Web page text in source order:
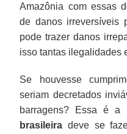
Amazônia com essas
de danos irreversíveis
pode trazer danos
isso tantas ilegalidades
Se houvesse
seriam decretados
barragens? Essa é a
brasileira deve se